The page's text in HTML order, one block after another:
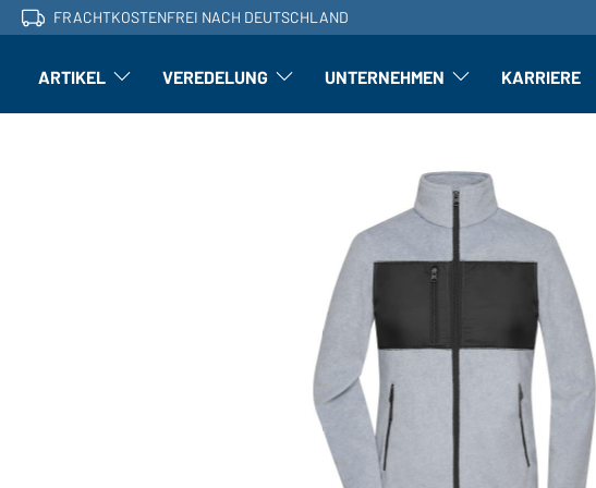
FRACHTKOSTENFREI NACH DEUTSCHLAND
ARTIKEL Artikel: Untermenü öffnen
VEREDELUNG Veredelung: Untermenü öffnen
UNTERNEHMEN Unternehmen: Untermenü
KARRIERE